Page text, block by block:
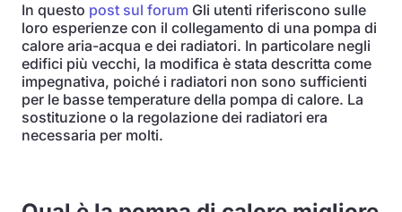
In questo post sul forum Gli utenti riferiscono sulle
loro esperienze con il collegamento di una pompa di
calore aria-acqua e dei radiatori. In particolare negli
edifici più vecchi, la modifica è stata descritta come
impegnativa, poiché i radiatori non sono sufficienti
per le basse temperature della pompa di calore. La
sostituzione o la regolazione dei radiatori era
necessaria per molti.